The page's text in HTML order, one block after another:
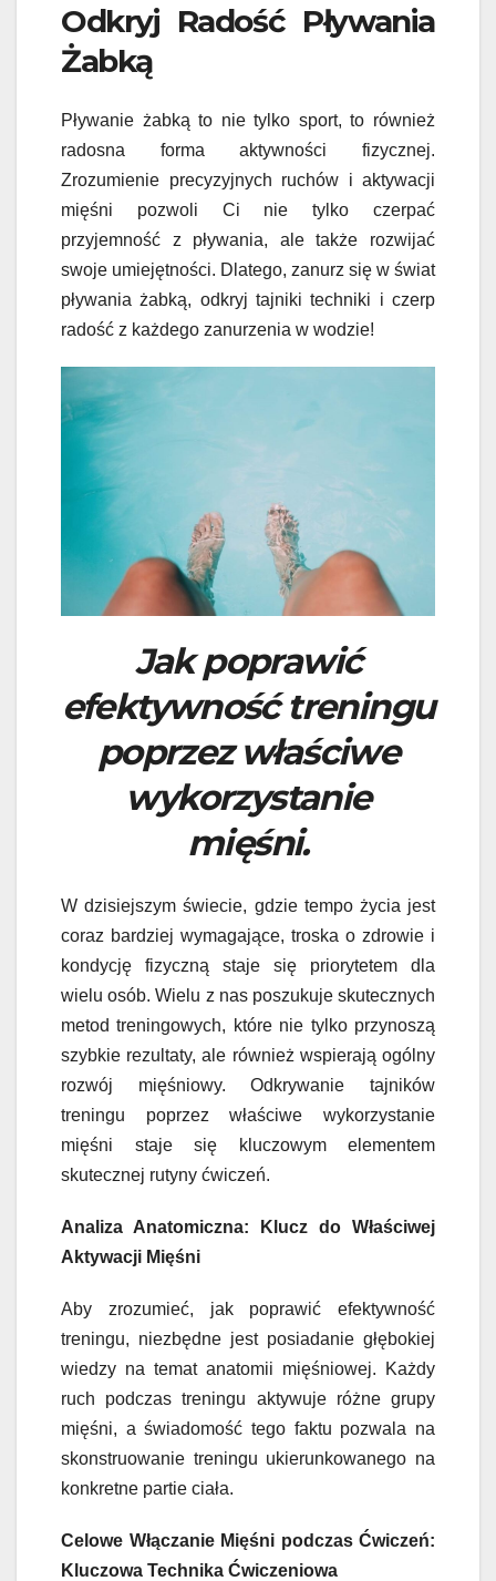
Odkryj Radość Pływania
Żabką
Pływanie żabką to nie tylko sport, to również
radosna forma aktywności fizycznej.
Zrozumienie precyzyjnych ruchów i aktywacji
mięśni pozwoli Ci nie tylko czerpać
przyjemność z pływania, ale także rozwijać
swoje umiejętności. Dlatego, zanurz się w świat
pływania żabką, odkryj tajniki techniki i czerp
radość z każdego zanurzenia w wodzie!
Jak poprawić
efektywność treningu
poprzez właściwe
wykorzystanie
mięśni.
W dzisiejszym świecie, gdzie tempo życia jest
coraz bardziej wymagające, troska o zdrowie i
kondycję fizyczną staje się priorytetem dla
wielu osób. Wielu z nas poszukuje skutecznych
metod treningowych, które nie tylko przynoszą
szybkie rezultaty, ale również wspierają ogólny
rozwój mięśniowy. Odkrywanie tajników
treningu poprzez właściwe wykorzystanie
mięśni staje się kluczowym elementem
skutecznej rutyny ćwiczeń.
Analiza Anatomiczna: Klucz do Właściwej
Aktywacji Mięśni
Aby zrozumieć, jak poprawić efektywność
treningu, niezbędne jest posiadanie głębokiej
wiedzy na temat anatomii mięśniowej. Każdy
ruch podczas treningu aktywuje różne grupy
mięśni, a świadomość tego faktu pozwala na
skonstruowanie treningu ukierunkowanego na
konkretne partie ciała.
Celowe Włączanie Mięśni podczas Ćwiczeń:
Kluczowa Technika Ćwiczeniowa